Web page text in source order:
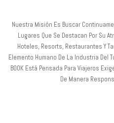
Nuestra Misión Es Buscar
Lugares Que Se Destacan Por Su
Hoteles, Resorts, Restaurantes Y
Elemento Humano De La Industria Del
BOOK Está Pensada Para Viajeros
De Manera